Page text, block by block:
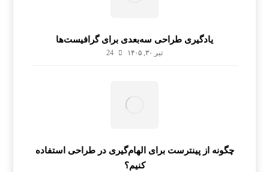
یادگیری طراحی سه‌بعدی برای گرافیست‌ها
تیر ۳۰, ۱۴۰۵ 24
چگونه از پینترست برای الهام‌گیری در طراحی استفاده
کنیم؟